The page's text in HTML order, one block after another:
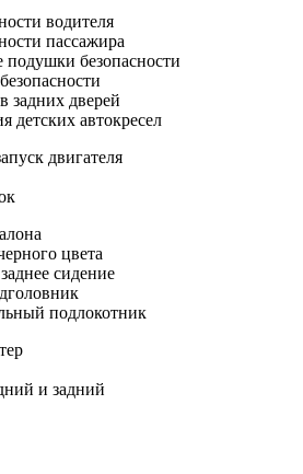
водителя
пассажира
подушки безопасности
задних дверей
детских автокресел
двигателя
цвета
сидение
подлокотник
и задний